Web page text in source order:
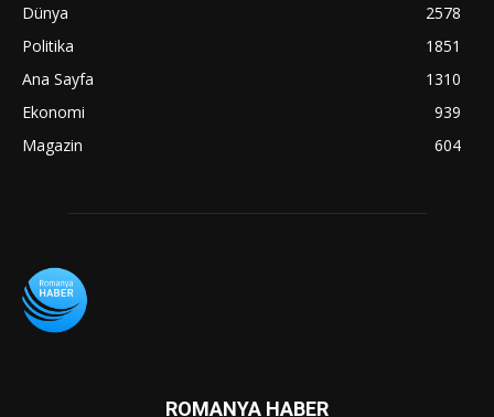
Dünya
2578
Politika
1851
Ana Sayfa
1310
Ekonomi
939
Magazin
604
ROMANYA HABER